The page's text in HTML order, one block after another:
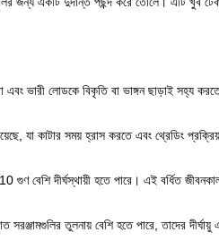
এবং ভারী লোডকে বিকৃতি বা ভাঙ্গন ছাড়াই সহ্য
রয়েছে, যা কাটার সময় হ্রাস করতে এবং থ্রেডিং
গুণ বেশি দীর্ঘস্থায়ী হতে পারে। এই বর্ধিত
তুলনায় বেশি হতে পারে, তাদের দীর্ঘায়ু